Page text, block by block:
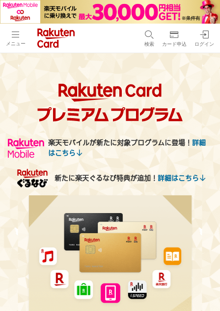
メニュー 検索 カード申込 ログイン
楽天モバイルが新たに対象プログラムに登場！ 詳細
はこちら
新たに楽天ぐるなび特典が追加！ 詳細はこちら